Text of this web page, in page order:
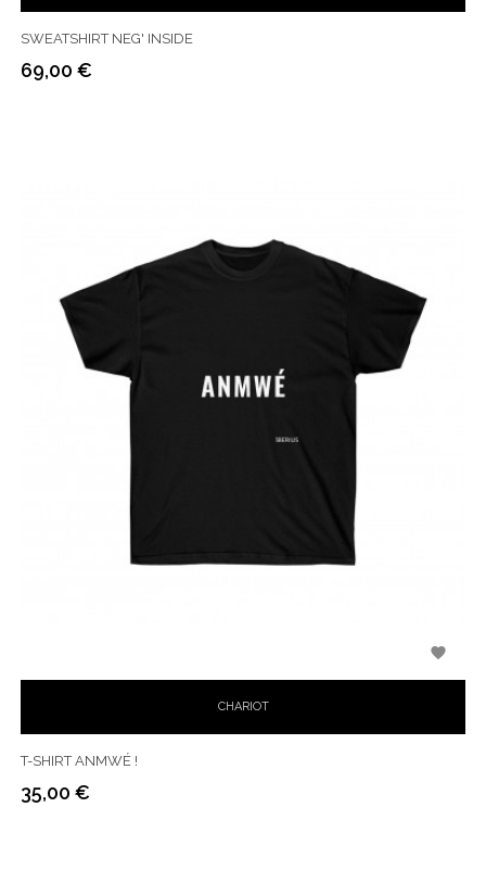
SWEATSHIRT NEG' INSIDE
Prix
69,00 €
CHARIOT

T-SHIRT ANMWÉ !
Prix
35,00 €